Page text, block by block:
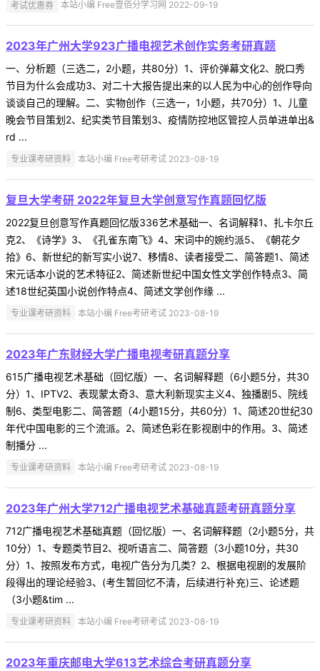
考试优惠券 本站小编 Free壹佰分学习网 2022-09-19
2023年广州大学923广播电视艺术创作实务考研真题
一、分析题（三选二，2小题，共80分）1、评价弹幕文化2、脱口秀
节目为什么会成功3、对二十大报告提出来的以人民为中心的创作导向
谈谈自己的理解。二、实物创作（三选一，1小题，共70分）1、儿童
晚会节目策划2、纪实类节目策划3、疫情防控地区管控人员单进单出&
rd ...
专业课考研资料 本站小编 Free考研考试 2023-08-19
复旦大学考研 2022年复旦大学创意写作真题回忆版
2022复旦创意写作真题回忆版336艺术基础一、名词解释1、扎卡尔丘
克2、《诗学》3、《孔雀东南飞》4、宋词中的婉约派5、《朝花夕
拾》6、新世纪的新写实小说7、移情8、读者接受二、简答题1、简述
宋元话本小说的艺术特征2、简述新世纪中国女性文学创作特点3、简
述18世纪英国小说创作特点4、简述文学创作缘 ...
专业课考研资料 本站小编 Free考研考试 2023-08-19
2023年广东财经大学广播电视考研真题分享
615广播电视艺术基础（回忆版）一、名词解释题（6小题5分，共30
分）1、IPTV2、表现蒙太奇3、意大利新现实主义4、独播剧5、院线
制6、类型电影二、简答题（4小题15分，共60分）1、简述20世纪30
年代中国电影的三个流派。2、简述色彩在影视剧中的作用。3、简述
制播分 ...
专业课考研资料 本站小编 Free考研考试 2023-08-19
2023年广州大学712广播电视艺术基础真题考研真题分享
712广播电视艺术基础真题（回忆版）一、名词解释题（2小题5分，共
10分）1、专题类节目2、视听语言二、简答题（3小题10分，共30
分）1、按照发布方式，电视广告分为几类？2、根据电视剧的发展阶
段得出的理论经验3、(考生暂回忆不清，后续进行补充)三、论述题
（3小题&tim ...
专业课考研资料 本站小编 Free考研考试 2023-08-19
2023年重庆邮电大学613艺术综合考研真题分享